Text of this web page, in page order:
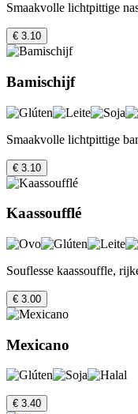
Smaakvolle lichtpittige
€ 3.10
Bamischijf
Smaakvolle lichtpittige
€ 3.10
Kaassoufflé
Souflesse kaassouffle,
€ 3.00
Mexicano
€ 3.40